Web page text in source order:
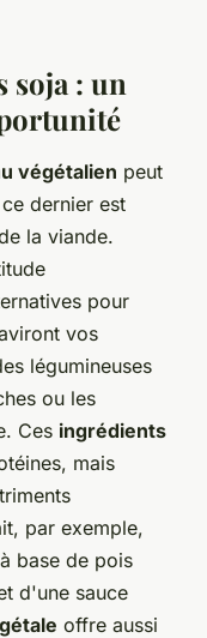
soja : un
végétalien peut
dernier est
la viande.
pour
vos
légumineuses
ou les
Ces ingrédients
mais
par exemple,
à base de pois
d'une sauce
offre aussi